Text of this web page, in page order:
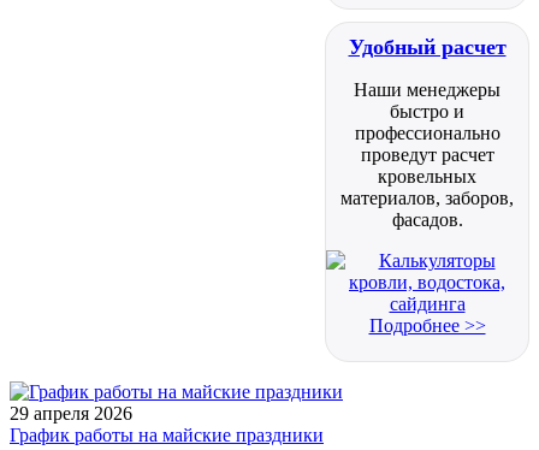
Удобный расчет
Наши менеджеры
быстро и
профессионально
проведут расчет
кровельных
материалов, заборов,
фасадов.
Подробнее >>
29 апреля 2026
График работы на майские праздники